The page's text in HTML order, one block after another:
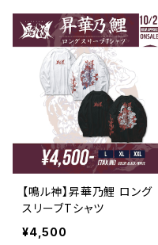
【鳴ル神】昇華乃鯉 ロング
スリーブTシャツ
¥4,500